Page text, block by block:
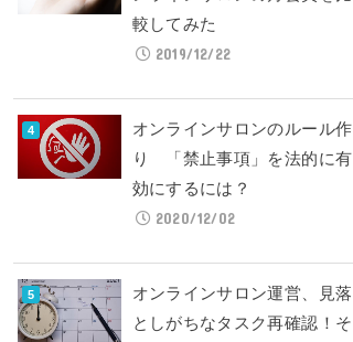
較してみた
2019/12/22
オンラインサロンのルール作
り 「禁止事項」を法的に有
効にするには？
2020/12/02
オンラインサロン運営、見落
としがちなタスク再確認！そ